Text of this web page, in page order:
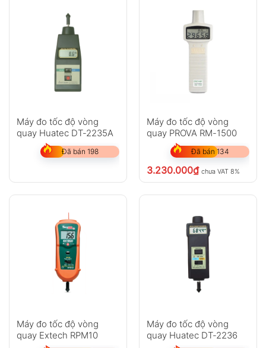
Máy đo tốc độ vòng
quay Huatec DT-2235A
Đã bán 198
Máy đo tốc độ vòng
quay PROVA RM-1500
Đã bán 134
3.230.000₫ chưa VAT 8%
Máy đo tốc độ vòng
quay Extech RPM10
Máy đo tốc độ vòng
quay Huatec DT-2236